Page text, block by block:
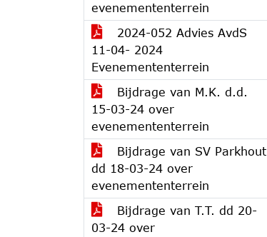
evenemententerrein
2024-052 Advies AvdS
11-04- 2024
Evenemententerrein
Bijdrage van M.K. d.d.
15-03-24 over
evenemententerrein
Bijdrage van SV Parkhout
dd 18-03-24 over
evenemententerrein
Bijdrage van T.T. dd 20-
03-24 over